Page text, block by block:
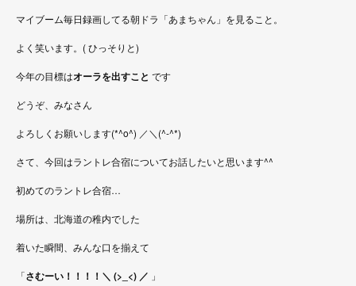
マイブーム毎日録画してる朝ドラ「あまちゃん」を見ること。
よく笑います。( ひっそりと)
今年の目標はオーラを出すこと です
どうぞ、みなさん
よろしくお願いします(*^o^) ／＼(^-^*)
さて、今回はラントレ合宿についてお話したいと思います^^
初めてのラントレ合宿…
場所は、北海道の稚内でした
着いた瞬間、みんな口を揃えて
「さむーい！！！！＼ (>_<) ／ 」